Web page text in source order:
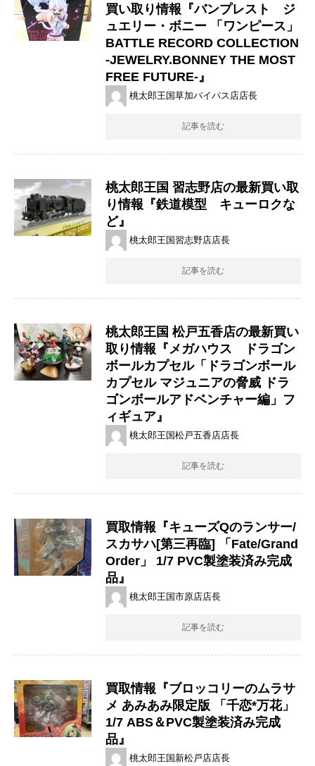
買い取り情報『バンプレスト ジ
ュエリー・ボニー ​「ワンピース」
​BATTLE ​RECORD ​COLLECTION
-JEWELRY.BONNEY ​THE ​MOST ​
FREE ​FUTURE-』
桃太郎王国草加バイパス店店長
記事を読む
桃太郎王国 習志野店の最新買い取
り情報『鉄道模型 キューロクな
ど』
桃太郎王国習志野店店長
記事を読む
桃太郎王国 松戸五香店の最新買い
取り情報『メガハウス ドラゴン
ボールカプセル「ドラゴンボール
カプセル マジュニアの脅威 ドラ
ゴンボールアドベンチャー編」フ
ィギュア』
桃太郎王国松戸五香店店長
記事を読む
買取情報『キューズQのランサー/
スカサハ[第三再臨] ​「Fate/Grand
​Order」 ​1/7 ​PVC製塗装済み完成
品』
桃太郎王国市原店店長
記事を読む
買取情報『ブロッコリーのムラサ
メ ​あみあみ限定版 ​「千恋*万花」 ​
1/7 ​ABS＆PVC製塗装済み完成
品』
桃太郎王国新松戸店店長